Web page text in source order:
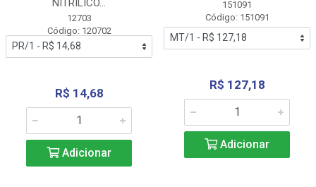
NITRÍLICO...
12703
Código: 120702
R$ 14,68
Adicionar
151091
Código: 151091
R$ 127,18
Adicionar